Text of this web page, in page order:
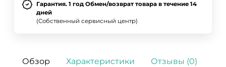
Гарантия. 1 год Обмен/возврат товара в течение 14
дней
(Собственный сервисный центр)
Обзор Характеристики Отзывы (0)
ДА НЕТ